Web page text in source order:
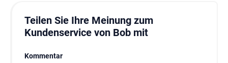
Teilen Sie Ihre Meinung zum
Kundenservice von Bob mit
Kommentar